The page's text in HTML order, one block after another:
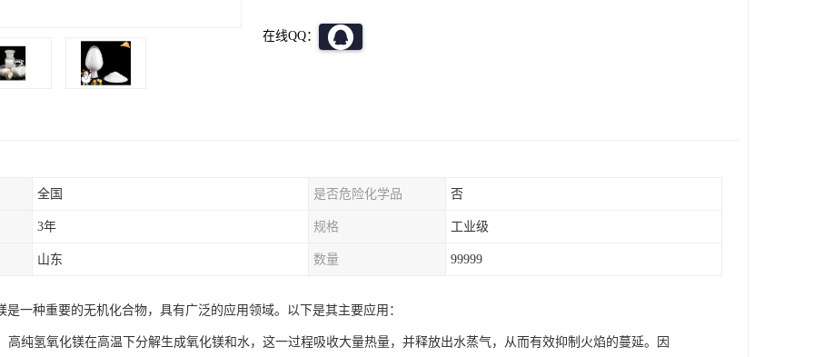
在线QQ：
全国 是否危险化学品 否
3年 规格 工业级
山东 数量 99999
是一种重要的无机化合物，具有广泛的应用领域。以下是其主要应用：
高纯氢氧化镁在高温下分解生成氧化镁和水，这一过程吸收大量热量，并释放出水蒸气，从而有效抑制火焰的蔓延。因